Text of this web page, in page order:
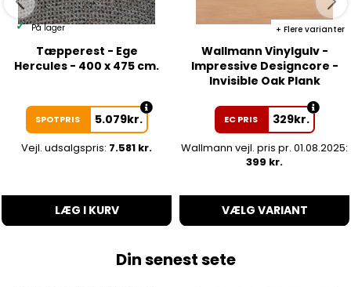
På lager
Tæpperest - Ege
Hercules - 400 x 475 cm.
SPOTPRIS 5.079kr.
Vejl. udsalgspris: 7.581 kr.
LÆG I KURV
Flere varianter
Wallmann Vinylgulv -
Impressive Designcore -
Invisible Oak Plank
EC PRIS 329kr.
Wallmann vejl. pris pr. 01.08.2025:
399 kr.
VÆLG VARIANT
Din senest sete